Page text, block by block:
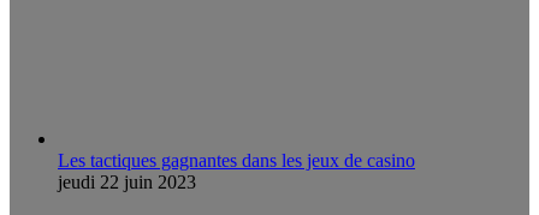
Les tactiques gagnantes dans les jeux de casino
jeudi 22 juin 2023